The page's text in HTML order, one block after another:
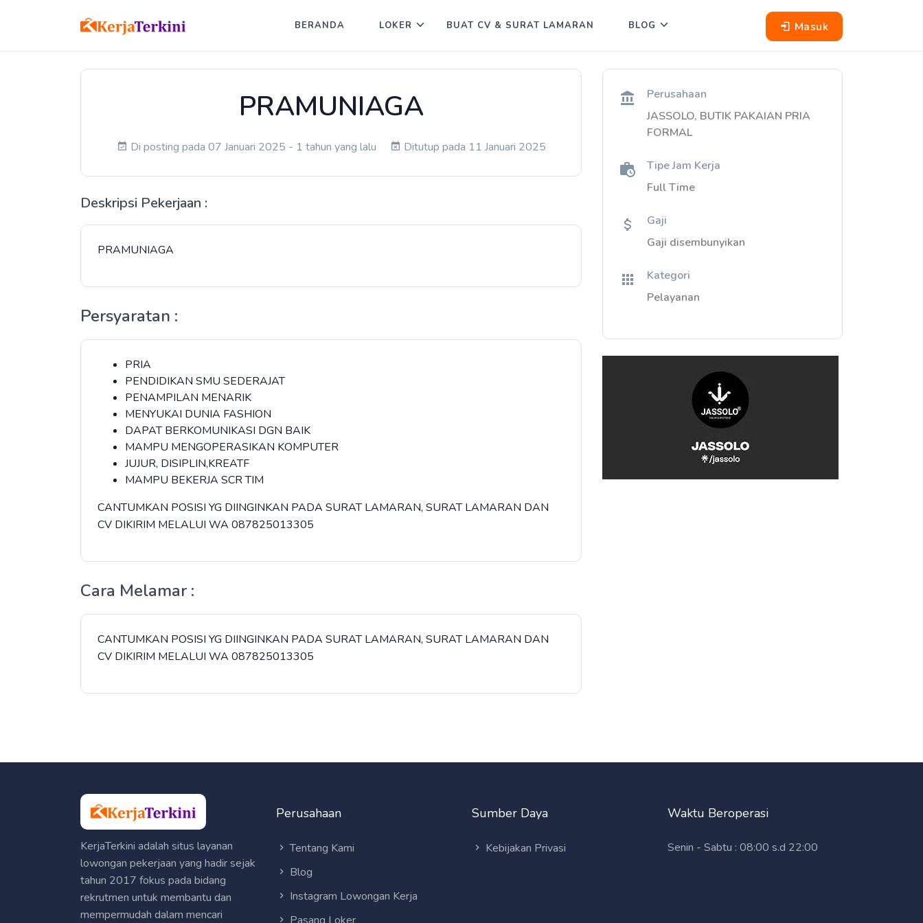
Masuk
BERANDA LOKER BUAT CV & SURAT LAMARAN BLOG
PRAMUNIAGA
Di posting pada 07 Januari 2025 - 1 tahun yang lalu Ditutup pada 11 Januari 2025
Deskripsi Pekerjaan :
PRAMUNIAGA
Persyaratan :
PRIA
PENDIDIKAN SMU SEDERAJAT
PENAMPILAN MENARIK
MENYUKAI DUNIA FASHION
DAPAT BERKOMUNIKASI DGN BAIK
MAMPU MENGOPERASIKAN KOMPUTER
JUJUR, DISIPLIN,KREATF
MAMPU BEKERJA SCR TIM
CANTUMKAN POSISI YG DIINGINKAN PADA SURAT LAMARAN, SURAT LAMARAN DAN
CV DIKIRIM MELALUI WA 087825013305
Cara Melamar :
CANTUMKAN POSISI YG DIINGINKAN PADA SURAT LAMARAN, SURAT LAMARAN DAN
CV DIKIRIM MELALUI WA 087825013305
Perusahaan
JASSOLO, BUTIK PAKAIAN PRIA
FORMAL
Tipe Jam Kerja
Full Time
Gaji
Gaji disembunyikan
Kategori
Pelayanan
KerjaTerkini adalah situs layanan
lowongan pekerjaan yang hadir sejak
tahun 2017 fokus pada bidang
rekrutmen untuk membantu dan
mempermudah dalam mencari
Perusahaan
Tentang Kami
Blog
Instagram Lowongan Kerja
Sumber Daya
Kebijakan Privasi
Waktu Beroperasi
Senin - Sabtu : 08:00 s.d 22:00